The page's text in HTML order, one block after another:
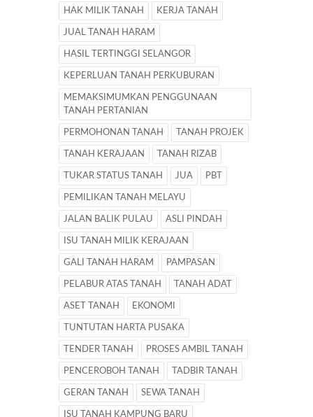
HAK MILIK TANAH KERJA TANAH
JUAL TANAH HARAM
HASIL TERTINGGI SELANGOR
KEPERLUAN TANAH PERKUBURAN
MEMAKSIMUMKAN PENGGUNAAN
TANAH PERTANIAN
PERMOHONAN TANAH TANAH PROJEK
TANAH KERAJAAN TANAH RIZAB
TUKAR STATUS TANAH JUA PBT
PEMILIKAN TANAH MELAYU
JALAN BALIK PULAU ASLI PINDAH
ISU TANAH MILIK KERAJAAN
GALI TANAH HARAM PAMPASAN
PELABUR ATAS TANAH TANAH ADAT
ASET TANAH EKONOMI
TUNTUTAN HARTA PUSAKA
TENDER TANAH PROSES AMBIL TANAH
PENCEROBOH TANAH TADBIR TANAH
GERAN TANAH SEWA TANAH
ISU TANAH KAMPUNG BARU